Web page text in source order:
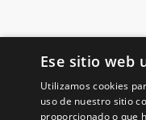
Ese sitio web
Utilizamos cookies
uso de nuestro sitio
proporcionado o que